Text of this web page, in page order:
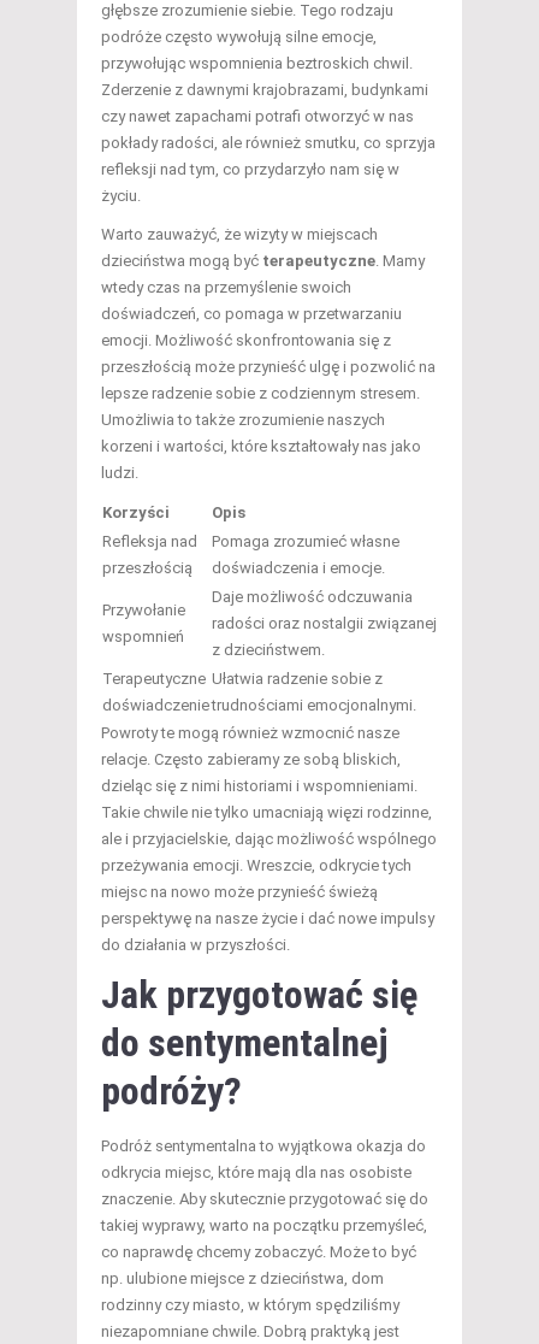
głębsze zrozumienie siebie. Tego rodzaju
podróże często wywołują silne emocje,
przywołując wspomnienia beztroskich chwil.
Zderzenie z dawnymi krajobrazami, budynkami
czy nawet zapachami potrafi otworzyć w nas
pokłady radości, ale również smutku, co sprzyja
refleksji nad tym, co przydarzyło nam się w
życiu.
Warto zauważyć, że wizyty w miejscach
dzieciństwa mogą być terapeutyczne. Mamy
wtedy czas na przemyślenie swoich
doświadczeń, co pomaga w przetwarzaniu
emocji. Możliwość skonfrontowania się z
przeszłością może przynieść ulgę i pozwolić na
lepsze radzenie sobie z codziennym stresem.
Umożliwia to także zrozumienie naszych
korzeni i wartości, które kształtowały nas jako
ludzi.
Korzyści
Opis
Refleksja nad
przeszłością
Pomaga zrozumieć własne
doświadczenia i emocje.
Przywołanie
wspomnień
Daje możliwość odczuwania
radości oraz nostalgii związanej
z dzieciństwem.
Terapeutyczne
doświadczenie
Ułatwia radzenie sobie z
trudnościami emocjonalnymi.
Powroty te mogą również wzmocnić nasze
relacje. Często zabieramy ze sobą bliskich,
dzieląc się z nimi historiami i wspomnieniami.
Takie chwile nie tylko umacniają więzi rodzinne,
ale i przyjacielskie, dając możliwość wspólnego
przeżywania emocji. Wreszcie, odkrycie tych
miejsc na nowo może przynieść świeżą
perspektywę na nasze życie i dać nowe impulsy
do działania w przyszłości.
Jak przygotować się
do sentymentalnej
podróży?
Podróż sentymentalna to wyjątkowa okazja do
odkrycia miejsc, które mają dla nas osobiste
znaczenie. Aby skutecznie przygotować się do
takiej wyprawy, warto na początku przemyśleć,
co naprawdę chcemy zobaczyć. Może to być
np. ulubione miejsce z dzieciństwa, dom
rodzinny czy miasto, w którym spędziliśmy
niezapomniane chwile. Dobrą praktyką jest